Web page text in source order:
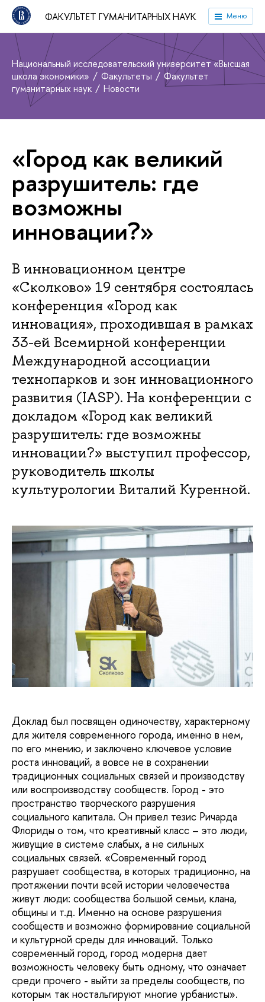
ФАКУЛЬТЕТ ГУМАНИТАРНЫХ НАУК Меню
Национальный исследовательский университет «Высшая
школа экономики»
Факультеты
Факультет
гуманитарных наук
Новости
«Город как великий
разрушитель: где
возможны
инновации?»
В инновационном центре
«Сколково» 19 сентября состоялась
конференция «Город как
инновация», проходившая в рамках
33-ей Всемирной конференции
Международной ассоциации
технопарков и зон инновационного
развития (IASP). На конференции с
докладом «Город как великий
разрушитель: где возможны
инновации?» выступил профессор,
руководитель школы
культурологии Виталий Куренной.
Доклад был посвящен одиночеству, характерному
для жителя современного города, именно в нем,
по его мнению, и заключено ключевое условие
роста инноваций, а вовсе не в сохранении
традиционных социальных связей и производству
или воспроизводству сообществ. Город - это
пространство творческого разрушения
социального капитала. Он привел тезис Ричарда
Флориды о том, что креативный класс – это люди,
живущие в системе слабых, а не сильных
социальных связей. «Современный город
разрушает сообщества, в которых традиционно, на
протяжении почти всей истории человечества
живут люди: сообщества большой семьи, клана,
общины и т.д. Именно на основе разрушения
сообществ и возможно формирование социальной
и культурной среды для инноваций. Только
современный город, город модерна дает
возможность человеку быть одному, что означает
среди прочего - выйти за пределы сообществ, по
которым так ностальгируют многие урбанисты».